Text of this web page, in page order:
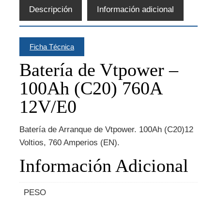
Descripción Información adicional
Ficha Técnica
Batería de Vtpower –
100Ah (C20) 760A
12V/E0
Batería de Arranque de Vtpower. 100Ah (C20)12
Voltios, 760 Amperios (EN).
Información Adicional
PESO